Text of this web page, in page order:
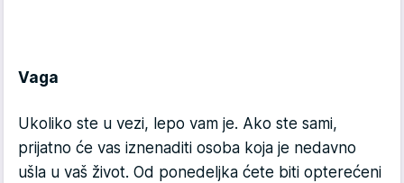
Vaga
Ukoliko ste u vezi, lepo vam je. Ako ste sami,
prijatno će vas iznenaditi osoba koja je nedavno
ušla u vaš život. Od ponedeljka ćete biti opterećeni